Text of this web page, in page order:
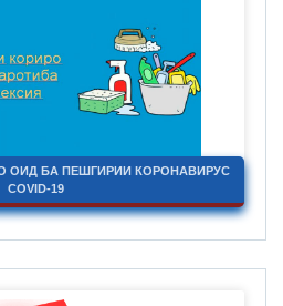
ОИД БА ПЕШГИРИИ КОРОНАВИРУС
COVID-19